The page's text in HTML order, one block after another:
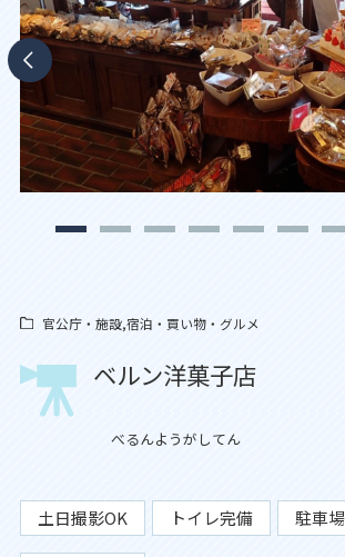
官公庁・施設,宿泊・買い物・グルメ
ベルン洋菓子店
べるんようがしてん
土日撮影OK トイレ完備 駐車